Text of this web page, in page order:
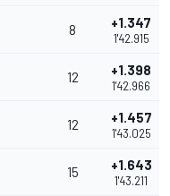
8 +1.347
1'42.915
12 +1.398
1'42.966
12 +1.457
1'43.025
15 +1.643
1'43.211